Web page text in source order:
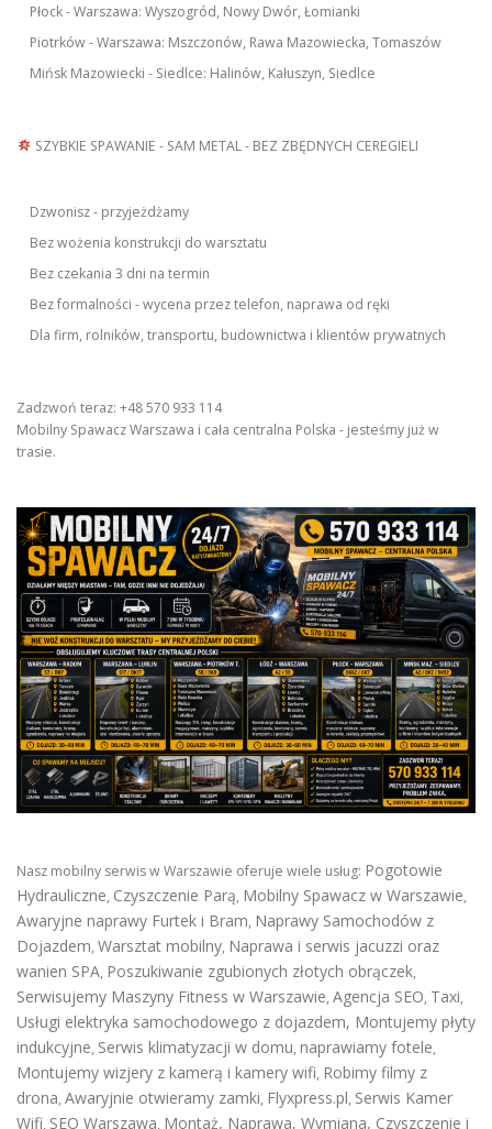
Płock - Warszawa: Wyszogród, Nowy Dwór, Łomianki
Piotrków - Warszawa: Mszczonów, Rawa Mazowiecka, Tomaszów
Mińsk Mazowiecki - Siedlce: Halinów, Kałuszyn, Siedlce
SZYBKIE SPAWANIE - SAM METAL - BEZ ZBĘDNYCH CEREGIELI
Dzwonisz - przyjeżdżamy
Bez wożenia konstrukcji do warsztatu
Bez czekania 3 dni na termin
Bez formalności - wycena przez telefon, naprawa od ręki
Dla firm, rolników, transportu, budownictwa i klientów prywatnych
Zadzwoń teraz: +48 570 933 114
Mobilny Spawacz Warszawa i cała centralna Polska - jesteśmy już w
trasie.
Nasz mobilny serwis w Warszawie oferuje wiele usług: Pogotowie
Hydrauliczne, Czyszczenie Parą, Mobilny Spawacz w Warszawie,
Awaryjne naprawy Furtek i Bram, Naprawy Samochodów z
Dojazdem, Warsztat mobilny, Naprawa i serwis jacuzzi oraz
wanien SPA, Poszukiwanie zgubionych złotych obrączek,
Serwisujemy Maszyny Fitness w Warszawie, Agencja SEO, Taxi,
Usługi elektryka samochodowego z dojazdem, Montujemy płyty
indukcyjne, Serwis klimatyzacji w domu, naprawiamy fotele,
Montujemy wizjery z kamerą i kamery wifi, Robimy filmy z
drona, Awaryjnie otwieramy zamki, Flyxpress.pl, Serwis Kamer
Wifi, SEO Warszawa, Montaż, Naprawa, Wymiana, Czyszczenie i